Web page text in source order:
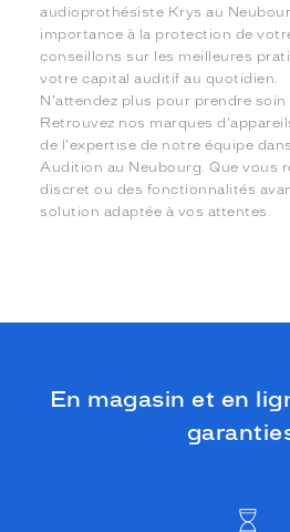
audioprothésiste Krys au
importance à la protection de
conseillons sur les meilleures
votre capital auditif au quotidien.
N'attendez plus pour prendre
Retrouvez nos marques
de l'expertise de notre équipe
Audition au Neubourg. Que vous
discret ou des fonctionnalités
solution adaptée à vos attentes.
En magasin et en